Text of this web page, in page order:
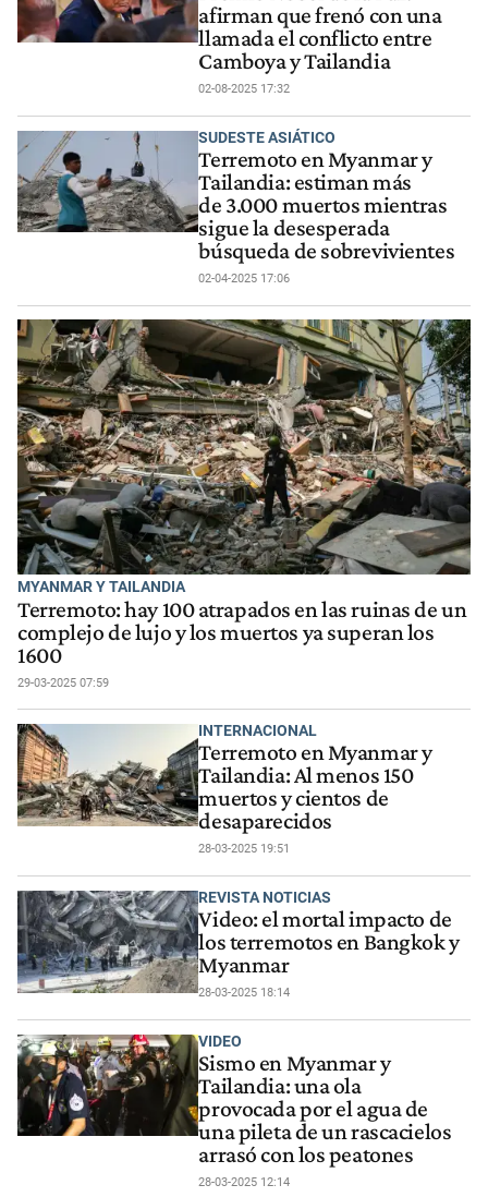
afirman que frenó con una
llamada el conflicto entre
Camboya y Tailandia
02-08-2025 17:32
SUDESTE ASIÁTICO
Terremoto en Myanmar y
Tailandia: estiman más
de 3.000 muertos mientras
sigue la desesperada
búsqueda de sobrevivientes
02-04-2025 17:06
MYANMAR Y TAILANDIA
Terremoto: hay 100 atrapados en las ruinas de un
complejo de lujo y los muertos ya superan los
1600
29-03-2025 07:59
INTERNACIONAL
Terremoto en Myanmar y
Tailandia: Al menos 150
muertos y cientos de
desaparecidos
28-03-2025 19:51
REVISTA NOTICIAS
Video: el mortal impacto de
los terremotos en Bangkok y
Myanmar
28-03-2025 18:14
VIDEO
Sismo en Myanmar y
Tailandia: una ola
provocada por el agua de
una pileta de un rascacielos
arrasó con los peatones
28-03-2025 12:14